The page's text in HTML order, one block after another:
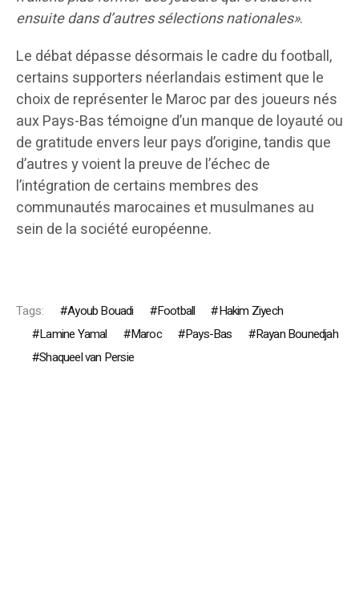
ensuite dans d’autres sélections nationales».
Le débat dépasse désormais le cadre du football,
certains supporters néerlandais estiment que le
choix de représenter le Maroc par des joueurs nés
aux Pays-Bas témoigne d’un manque de loyauté ou
de gratitude envers leur pays d’origine, tandis que
d’autres y voient la preuve de l’échec de
l’intégration de certains membres des
communautés marocaines et musulmanes au
sein de la société européenne.
Tags: Ayoub Bouadi Football
Hakim Ziyech
Lamine Yamal
Maroc Pays-Bas
Rayan Bounedjah
Shaqueel van Persie